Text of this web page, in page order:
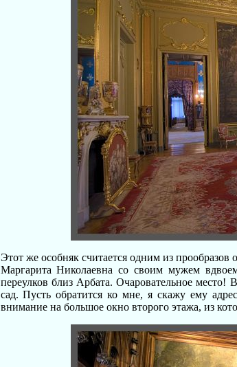
Этот же особняк считается одним из прообразов
Маргарита Николаевна со своим мужем
переулков близ Арбата. Очаровательное место!
сад. Пусть обратится ко мне, я скажу ему
внимание на большое окно второго этажа, из